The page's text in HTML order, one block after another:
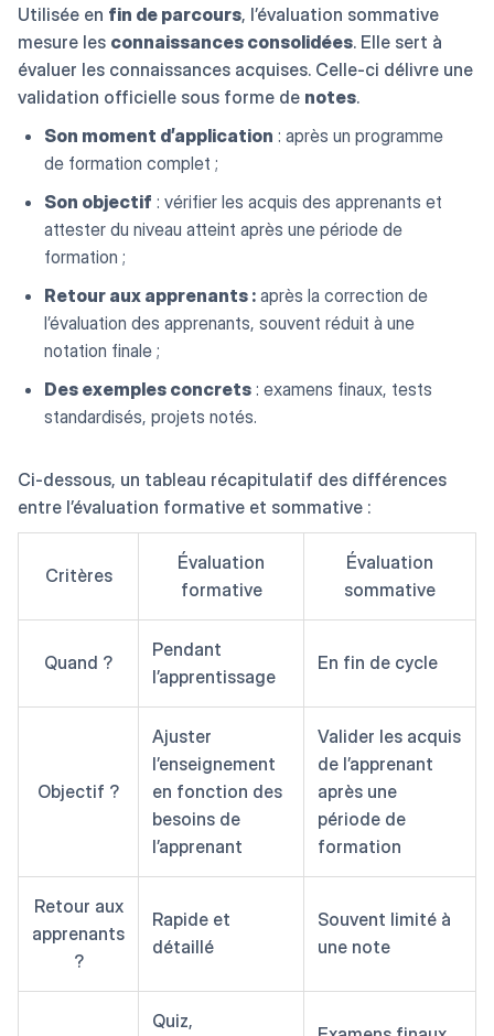
Utilisée en fin de parcours, l’évaluation sommative
mesure les connaissances consolidées. Elle sert à
évaluer les connaissances acquises. Celle-ci délivre une
validation officielle sous forme de notes.
Son moment d’application : après un programme
de formation complet ;
Son objectif : vérifier les acquis des apprenants et
attester du niveau atteint après une période de
formation ;
Retour aux apprenants : après la correction de
l’évaluation des apprenants, souvent réduit à une
notation finale ;
Des exemples concrets : examens finaux, tests
standardisés, projets notés.
Ci-dessous, un tableau récapitulatif des différences
entre l’évaluation formative et sommative :
Critères
Évaluation
formative
Évaluation
sommative
Quand ?
Pendant
l’apprentissage
En fin de cycle
Objectif ?
Ajuster
l’enseignement
en fonction des
besoins de
l’apprenant
Valider les acquis
de l’apprenant
après une
période de
formation
Retour aux
apprenants
?
Rapide et
détaillé
Souvent limité à
une note
Quiz,